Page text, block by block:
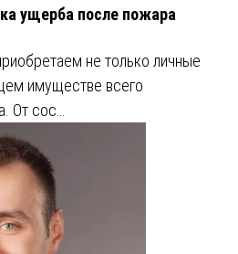
ущерба после пожара
не только личные
имуществе всего
От сос…